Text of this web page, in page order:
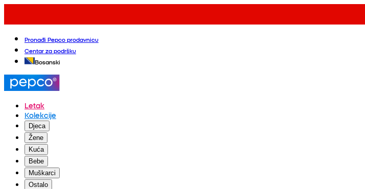
Pronađi Pepco prodavnicu
Centar za podršku
Bosanski
Letak
Kolekcije
Djeca
Žene
Kuća
Bebe
Muškarci
Ostalo